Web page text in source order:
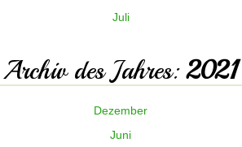
Juli
Archiv des Jahres:2021
Dezember
Juni